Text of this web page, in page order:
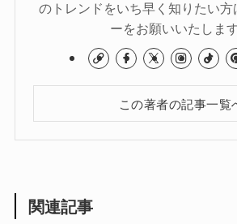
のトレンドをいち早く知りたい方
ーをお願いいたします
この著者の記事一覧
関連記事